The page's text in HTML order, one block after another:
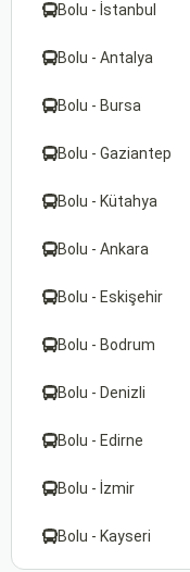
Bolu - İstanbul
Bolu - Antalya
Bolu - Bursa
Bolu - Gaziantep
Bolu - Kütahya
Bolu - Ankara
Bolu - Eskişehir
Bolu - Bodrum
Bolu - Denizli
Bolu - Edirne
Bolu - İzmir
Bolu - Kayseri